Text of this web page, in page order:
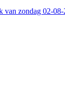
zondag 02-